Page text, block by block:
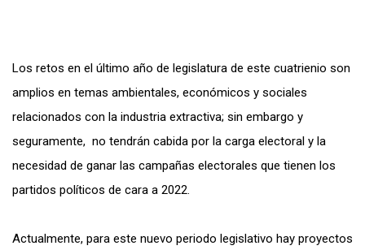
Los retos en el último año de legislatura de este cuatrienio son
amplios en temas ambientales, económicos y sociales
relacionados con la industria extractiva; sin embargo y
seguramente, no tendrán cabida por la carga electoral y la
necesidad de ganar las campañas electorales que tienen los
partidos políticos de cara a 2022.
Actualmente, para este nuevo periodo legislativo hay proyectos